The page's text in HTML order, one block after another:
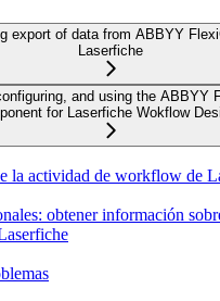
export of data from ABBYY
Laserfiche
and using the ABBYY
for Laserfiche Wokflow
la actividad de workflow de
obtener información